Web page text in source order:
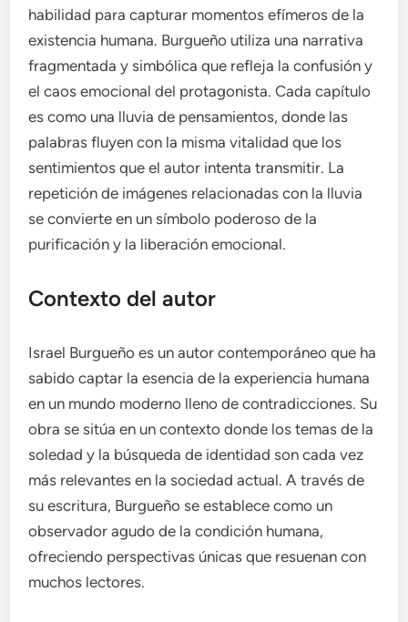
habilidad para capturar momentos efímeros de la
existencia humana. Burgueño utiliza una narrativa
fragmentada y simbólica que refleja la confusión y
el caos emocional del protagonista. Cada capítulo
es como una lluvia de pensamientos, donde las
palabras fluyen con la misma vitalidad que los
sentimientos que el autor intenta transmitir. La
repetición de imágenes relacionadas con la lluvia
se convierte en un símbolo poderoso de la
purificación y la liberación emocional.
Contexto del autor
Israel Burgueño es un autor contemporáneo que ha
sabido captar la esencia de la experiencia humana
en un mundo moderno lleno de contradicciones. Su
obra se sitúa en un contexto donde los temas de la
soledad y la búsqueda de identidad son cada vez
más relevantes en la sociedad actual. A través de
su escritura, Burgueño se establece como un
observador agudo de la condición humana,
ofreciendo perspectivas únicas que resuenan con
muchos lectores.